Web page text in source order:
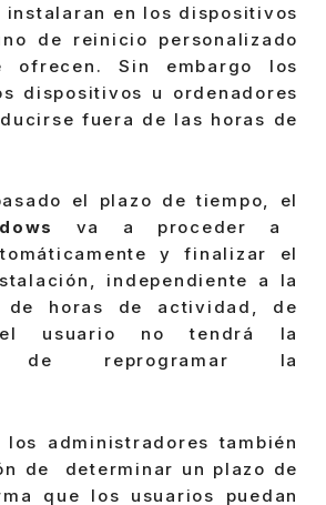
instalaran en los dispositivos
de reinicio personalizado
ofrecen. Sin embargo los
dispositivos u ordenadores
fuera de las horas de
el plazo de tiempo, el
va a proceder a
y finalizar el
independiente a la
de horas de actividad, de
usuario no tendrá la
de reprogramar la
administradores también
de determinar un plazo de
que los usuarios puedan